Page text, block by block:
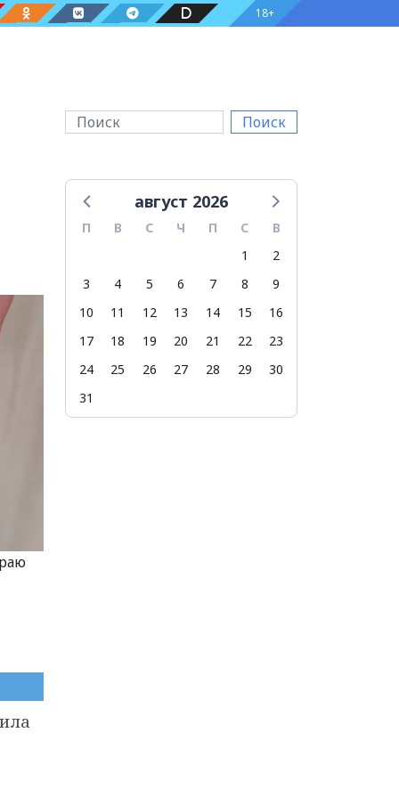
18+
Поиск
август 2026
П В С Ч П С
В
1
2
3
4 5 6 7 8
9
10
11 12 13 14 15
16
17
18 19 20 21 22
23
24
25 26 27 28 29
30
31